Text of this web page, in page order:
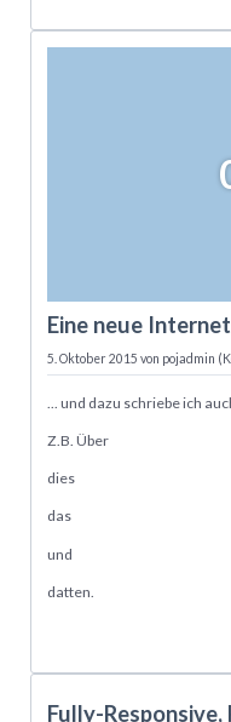
Eine neue
5. Oktober 2015 von pojadmin
... und dazu schriebe ich
Z.B. Über
dies
das
und
datten.
Fully-Responsive,